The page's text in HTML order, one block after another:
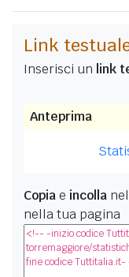
Link
Inserisci un link
Anteprima
Copiae incolla
nella tua pagina